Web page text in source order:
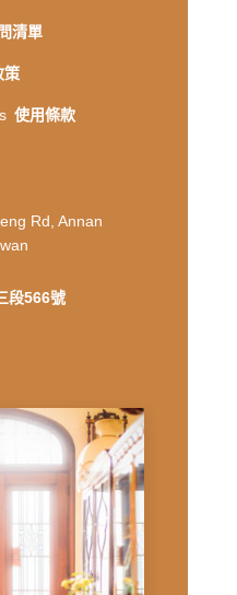
清單
策
使用條款
Rd, Annan
段566號